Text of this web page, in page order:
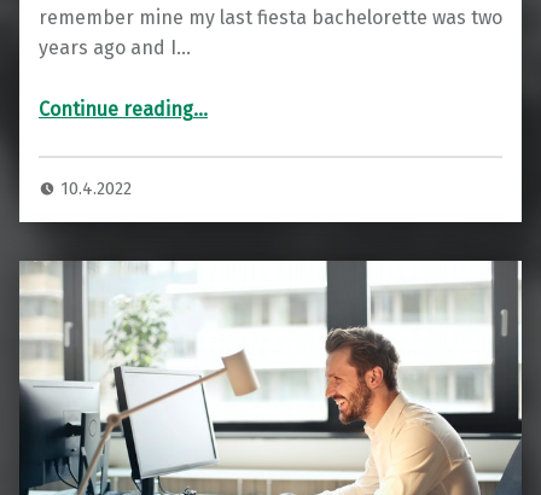
remember mine my last fiesta bachelorette was two
years ago and I…
Continue reading…
10.4.2022